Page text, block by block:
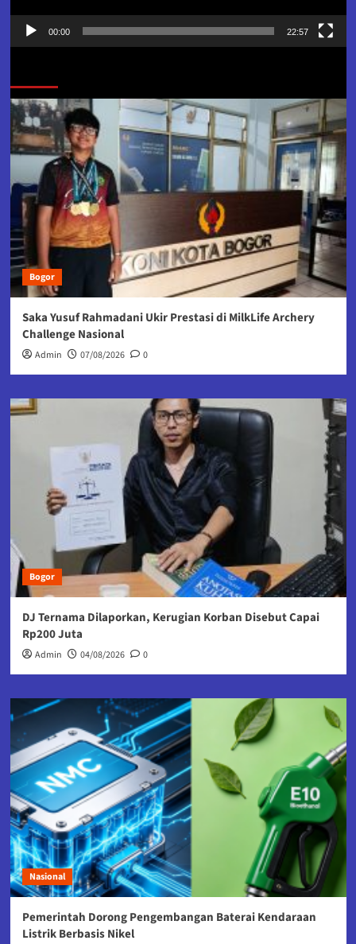
00:00 22:57
Bogor
Saka Yusuf Rahmadani Ukir Prestasi di MilkLife Archery
Challenge Nasional
Admin 07/08/2026 0
Bogor
DJ Ternama Dilaporkan, Kerugian Korban Disebut Capai
Rp200 Juta
Admin 04/08/2026 0
Nasional
Pemerintah Dorong Pengembangan Baterai Kendaraan
Listrik Berbasis Nikel